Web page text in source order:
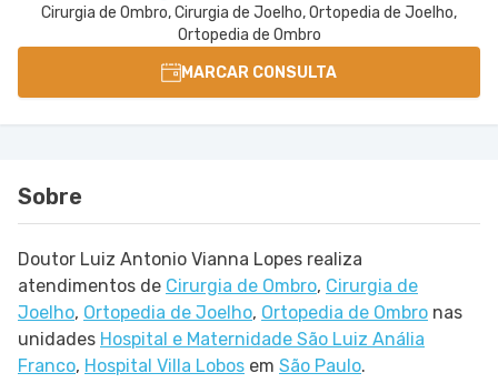
Cirurgia de Ombro, Cirurgia de Joelho, Ortopedia de Joelho,
Ortopedia de Ombro
MARCAR CONSULTA
Sobre
Doutor Luiz Antonio Vianna Lopes realiza
atendimentos de Cirurgia de Ombro, Cirurgia de
Joelho, Ortopedia de Joelho, Ortopedia de Ombro nas
unidades Hospital e Maternidade São Luiz Anália
Franco, Hospital Villa Lobos em São Paulo.